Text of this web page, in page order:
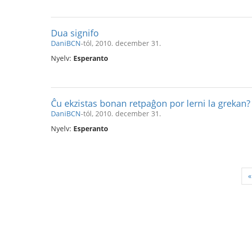
Dua signifo
DaniBCN-tól, 2010. december 31.
Nyelv: Esperanto
Ĉu ekzistas bonan retpaĝon por lerni la grekan?
DaniBCN-tól, 2010. december 31.
Nyelv: Esperanto
«